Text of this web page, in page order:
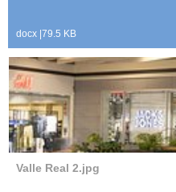
docx |79.5 KB
Valle Real 2.jpg